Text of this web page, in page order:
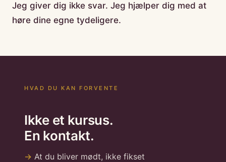
Jeg giver dig ikke svar. Jeg hjælper dig med at
høre dine egne tydeligere.
HVAD DU KAN FORVENTE
Ikke et kursus.
En kontakt.
At du bliver mødt, ikke fikset